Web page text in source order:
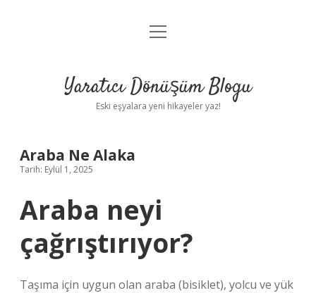
Anasayfa
Yasal Uyarı
menüyü
Yaratıcı Dönüşüm Blogu
Eski eşyalara yeni hikayeler yaz!
Araba Ne Alaka
Tarih: Eylül 1, 2025
Araba neyi
çağrıştırıyor?
Taşıma için uygun olan araba (bisiklet), yolcu ve yük